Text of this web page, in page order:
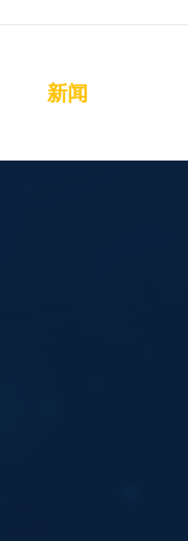
新闻